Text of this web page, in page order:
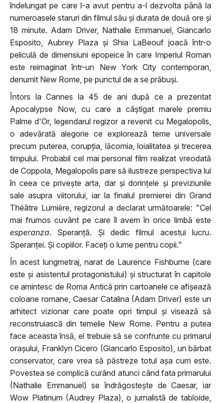
îndelungat pe care l-a avut pentru a-l dezvolta până la
numeroasele staruri din filmul său și durata de două ore și
18 minute. Adam Driver, Nathalie Emmanuel, Giancarlo
Esposito, Aubrey Plaza și Shia LaBeouf joacă într-o
peliculă de dimensiuni epopeice în care Imperiul Roman
este reimaginat într-un New York City contemporan,
denumit New Rome, pe punctul de a se prăbuși.
Întors la Cannes la 45 de ani după ce a prezentat
Apocalypse Now, cu care a câștigat marele premiu
Palme d'Or, legendarul regizor a revenit cu Megalopolis,
o adevărată alegorie ce explorează teme universale
precum puterea, corupția, lăcomia, loialitatea și trecerea
timpului. Probabil cel mai personal film realizat vreodată
de Coppola, Megalopolis pare să ilustreze perspectiva lui
în ceea ce privește arta, dar și dorințele și previziunile
sale asupra viitorului, iar la finalul premierei din Grand
Théâtre Lumière, regizorul a declarat următoarele: "Cel
mai frumos cuvânt pe care îl avem în orice limbă este
esperanza. Speranță. Și dedic filmul acestui lucru.
Speranței. Și copiilor. Faceți o lume pentru copii."
În acest lungmetraj, narat de Laurence Fishburne (care
este și asistentul protagonistului) și structurat în capitole
ce amintesc de Roma Antică prin cartoanele ce afișează
coloane romane, Caesar Catalina (Adam Driver) este un
arhitect vizionar care poate opri timpul și visează să
reconstruiască din temelie New Rome. Pentru a putea
face aceasta însă, el trebuie să se confrunte cu primarul
orașului, Franklyn Cicero (Giancarlo Esposito), un bărbat
conservator, care vrea să păstreze totul așa cum este.
Povestea se complică curând atunci când fata primarului
(Nathalie Emmanuel) se îndrăgostește de Caesar, iar
Wow Platinum (Audrey Plaza), o jurnalistă de tabloide,